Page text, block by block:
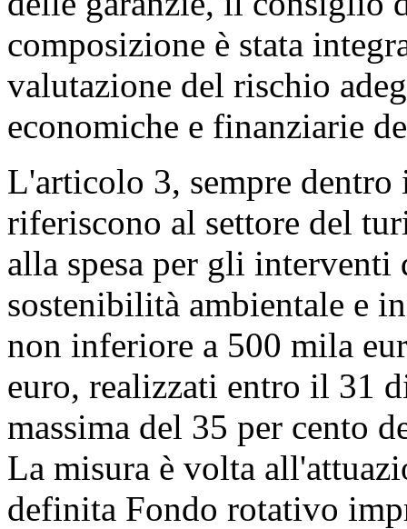
composizione è stata
valutazione del rischio
economiche e finanziarie
L'articolo 3, sempre
riferiscono al settore del
alla spesa per gli
sostenibilità ambientale e
non inferiore a 500 mila
euro, realizzati entro il 31
massima del 35 per cento
La misura è volta
definita Fondo rotativo